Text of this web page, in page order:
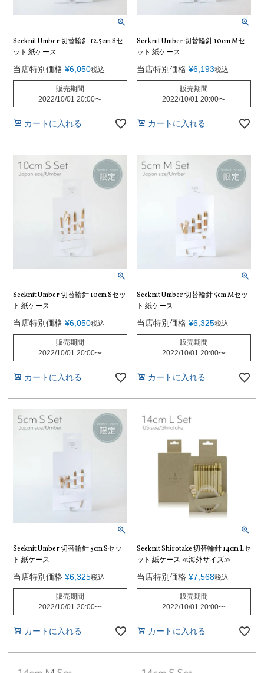
Seeknit Umber 切替輪針 12.5cm Sセ
ット 紙ケース
当店特別価格 ¥6,050税込
販売期間
2022/10/01 20:00〜
カートに入れる
Seeknit Umber 切替輪針 10cm Mセ
ット 紙ケース
当店特別価格 ¥6,193税込
販売期間
2022/10/01 20:00〜
カートに入れる
Seeknit Umber 切替輪針 10cm Sセッ
ト 紙ケース
当店特別価格 ¥6,050税込
販売期間
2022/10/01 20:00〜
カートに入れる
Seeknit Umber 切替輪針 5cm Mセッ
ト 紙ケース
当店特別価格 ¥6,325税込
販売期間
2022/10/01 20:00〜
カートに入れる
Seeknit Umber 切替輪針 5cm Sセッ
ト 紙ケース
当店特別価格 ¥6,325税込
販売期間
2022/10/01 20:00〜
カートに入れる
Seeknit Shirotake 切替輪針 14cm Lセ
ット 紙ケース ≪海外サイズ≫
当店特別価格 ¥7,568税込
販売期間
2022/10/01 20:00〜
カートに入れる